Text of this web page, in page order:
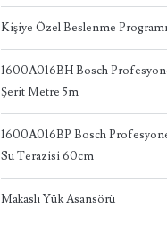
Kişiye Özel Beslenme Programı
1600A016BH Bosch
Şerit Metre 5m
1600A016BP Bosch
Su Terazisi 60cm
Makaslı Yük Asansörü